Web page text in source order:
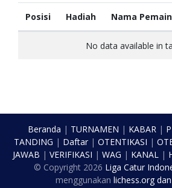
Posisi Hadiah Nama Pemain
No data available in
Beranda | TURNAMEN | KABAR|
TANDING | Daftar| OTENTIKASI |
JAWAB | VERIFIKASI | WAG | KANAL|
© Copyright 2026 Liga Catur
menggunakan lichess.orgdan